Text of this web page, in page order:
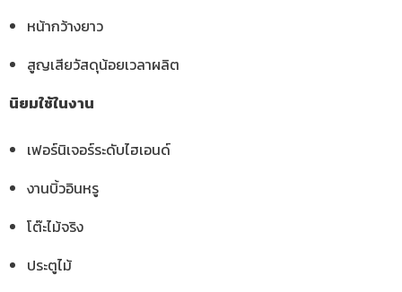
หน้ากว้างยาว
สูญเสียวัสดุน้อยเวลาผลิต
นิยมใช้ในงาน
เฟอร์นิเจอร์ระดับไฮเอนด์
งานบิ้วอินหรู
โต๊ะไม้จริง
ประตูไม้